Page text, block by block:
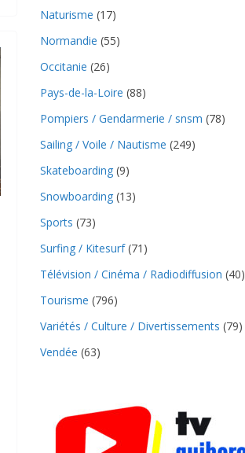
Naturisme (17)
Normandie (55)
Occitanie (26)
Pays-de-la-Loire (88)
Pompiers / Gendarmerie / snsm (78)
Sailing / Voile / Nautisme (249)
Skateboarding (9)
Snowboarding (13)
Sports (73)
Surfing / Kitesurf(71)
Télévision / Cinéma / Radiodiffusion (40)
Tourisme (796)
Variétés / Culture / Divertissements (79)
Vendée (63)